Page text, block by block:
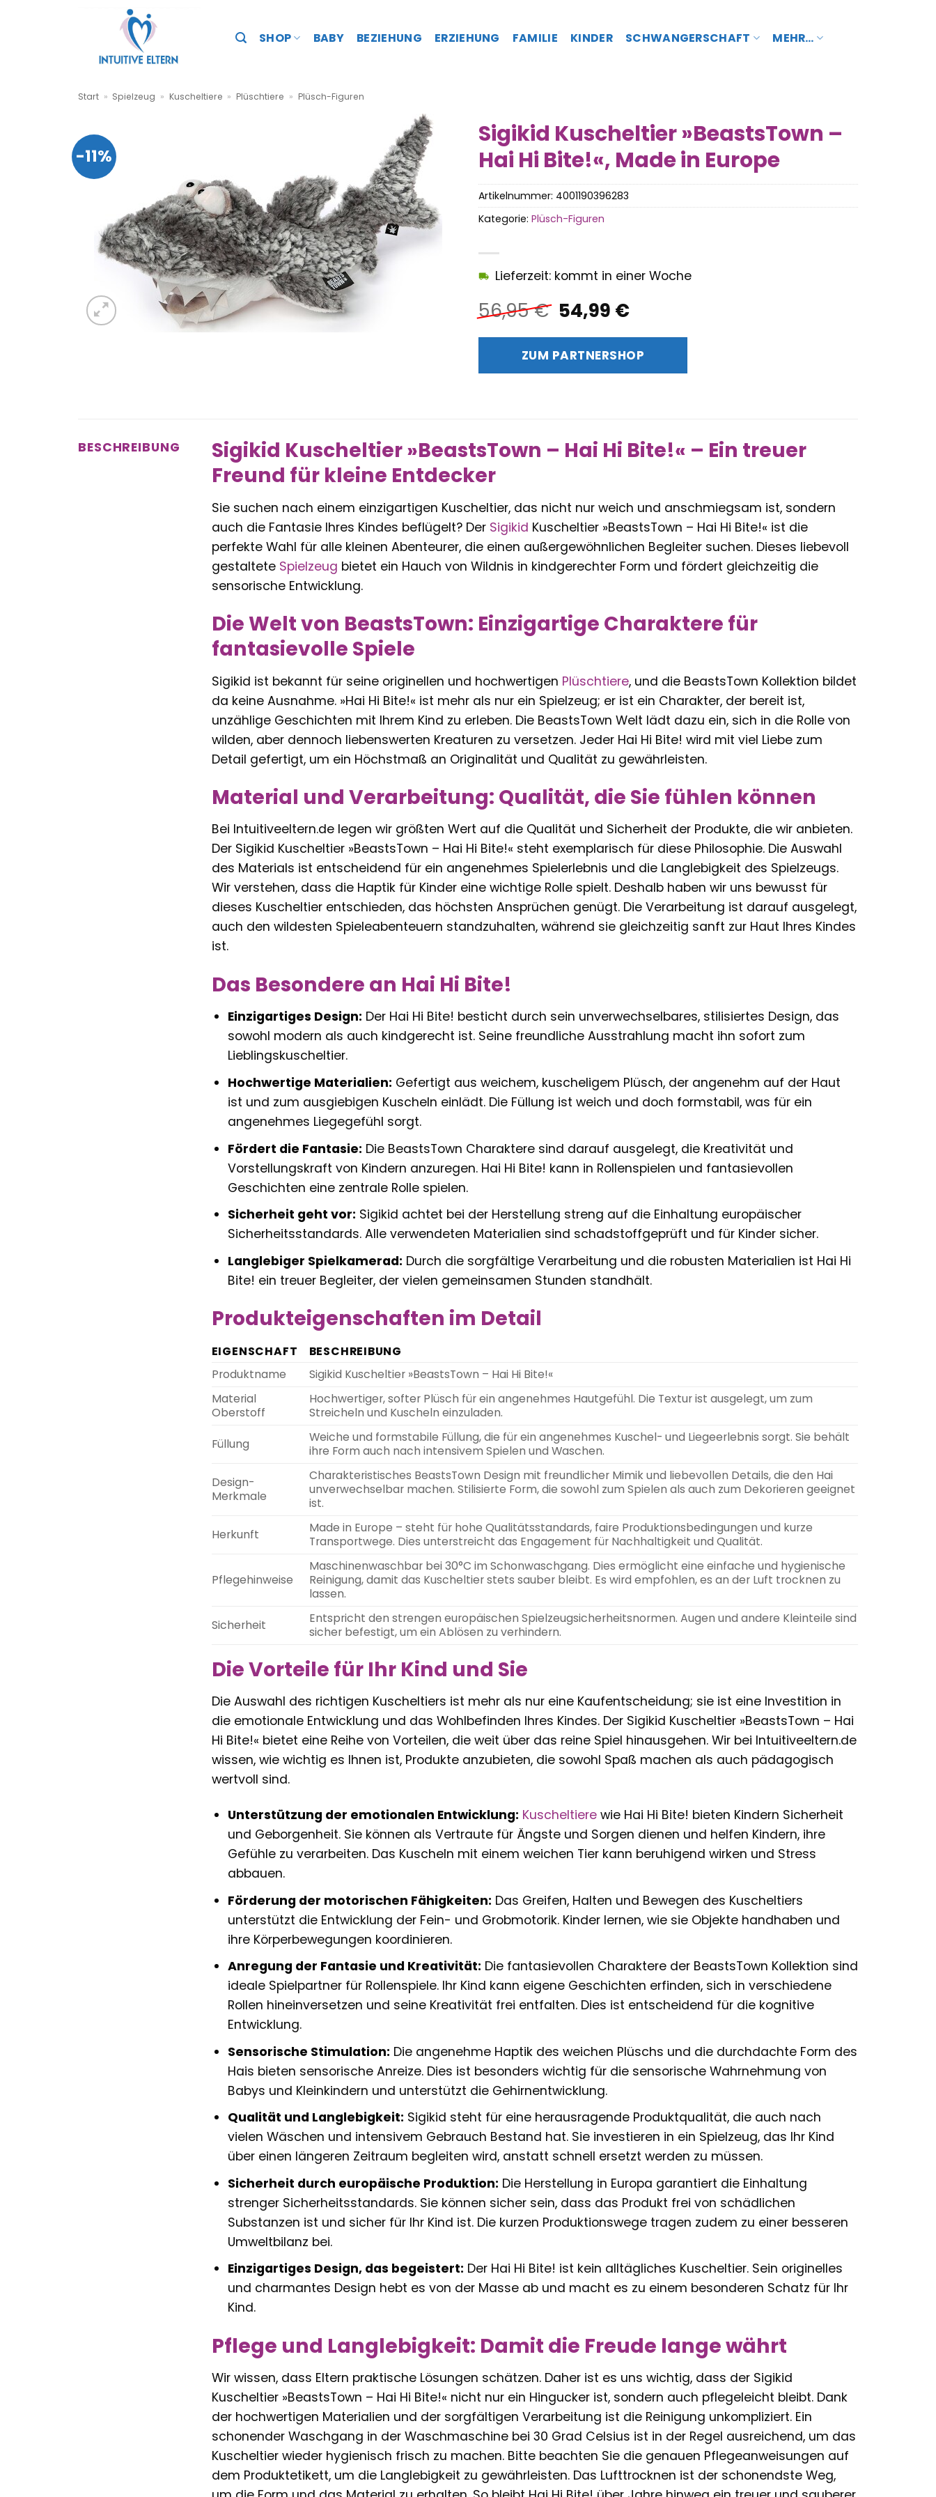
SHOP BABY BEZIEHUNG ERZIEHUNG FAMILIE KINDER SCHWANGERSCHAFT MEHR…
Start » Spielzeug » Kuscheltiere » Plüschtiere » Plüsch-Figuren
-11%
Sigikid Kuscheltier »BeastsTown –
Hai Hi Bite!«, Made in Europe
56,95€ Ursprünglicher
Preis
war:
56,95 €
54,99 €Aktueller
ist:
54,99 €.
Lieferzeit: kommt in einer Woche
ZUM PARTNERSHOP
Artikelnummer: 4001190396283
Kategorie: Plüsch-Figuren
BESCHREIBUNG
Sigikid Kuscheltier »BeastsTown – Hai Hi Bite!« – Ein treuer
Freund für kleine Entdecker
Sie suchen nach einem einzigartigen Kuscheltier, das nicht nur weich und anschmiegsam ist, sondern
auch die Fantasie Ihres Kindes beflügelt? Der Sigikid Kuscheltier »BeastsTown – Hai Hi Bite!« ist die
perfekte Wahl für alle kleinen Abenteurer, die einen außergewöhnlichen Begleiter suchen. Dieses liebevoll
gestaltete Spielzeug bietet ein Hauch von Wildnis in kindgerechter Form und fördert gleichzeitig die
sensorische Entwicklung.
Die Welt von BeastsTown: Einzigartige Charaktere für
fantasievolle Spiele
Sigikid ist bekannt für seine originellen und hochwertigen Plüschtiere, und die BeastsTown Kollektion bildet
da keine Ausnahme. »Hai Hi Bite!« ist mehr als nur ein Spielzeug; er ist ein Charakter, der bereit ist,
unzählige Geschichten mit Ihrem Kind zu erleben. Die BeastsTown Welt lädt dazu ein, sich in die Rolle von
wilden, aber dennoch liebenswerten Kreaturen zu versetzen. Jeder Hai Hi Bite! wird mit viel Liebe zum
Detail gefertigt, um ein Höchstmaß an Originalität und Qualität zu gewährleisten.
Material und Verarbeitung: Qualität, die Sie fühlen können
Bei Intuitiveeltern.de legen wir größten Wert auf die Qualität und Sicherheit der Produkte, die wir anbieten.
Der Sigikid Kuscheltier »BeastsTown – Hai Hi Bite!« steht exemplarisch für diese Philosophie. Die Auswahl
des Materials ist entscheidend für ein angenehmes Spielerlebnis und die Langlebigkeit des Spielzeugs.
Wir verstehen, dass die Haptik für Kinder eine wichtige Rolle spielt. Deshalb haben wir uns bewusst für
dieses Kuscheltier entschieden, das höchsten Ansprüchen genügt. Die Verarbeitung ist darauf ausgelegt,
auch den wildesten Spieleabenteuern standzuhalten, während sie gleichzeitig sanft zur Haut Ihres Kindes
ist.
Das Besondere an Hai Hi Bite!
Einzigartiges Design: Der Hai Hi Bite! besticht durch sein unverwechselbares, stilisiertes Design, das
sowohl modern als auch kindgerecht ist. Seine freundliche Ausstrahlung macht ihn sofort zum
Lieblingskuscheltier.
Hochwertige Materialien: Gefertigt aus weichem, kuscheligem Plüsch, der angenehm auf der Haut
ist und zum ausgiebigen Kuscheln einlädt. Die Füllung ist weich und doch formstabil, was für ein
angenehmes Liegegefühl sorgt.
Fördert die Fantasie: Die BeastsTown Charaktere sind darauf ausgelegt, die Kreativität und
Vorstellungskraft von Kindern anzuregen. Hai Hi Bite! kann in Rollenspielen und fantasievollen
Geschichten eine zentrale Rolle spielen.
Sicherheit geht vor: Sigikid achtet bei der Herstellung streng auf die Einhaltung europäischer
Sicherheitsstandards. Alle verwendeten Materialien sind schadstoffgeprüft und für Kinder sicher.
Langlebiger Spielkamerad: Durch die sorgfältige Verarbeitung und die robusten Materialien ist Hai Hi
Bite! ein treuer Begleiter, der vielen gemeinsamen Stunden standhält.
Produkteigenschaften im Detail
EIGENSCHAFT
BESCHREIBUNG
Produktname
Sigikid Kuscheltier »BeastsTown – Hai Hi Bite!«
Material
Oberstoff
Hochwertiger, softer Plüsch für ein angenehmes Hautgefühl. Die Textur ist ausgelegt, um zum
Streicheln und Kuscheln einzuladen.
Füllung
Weiche und formstabile Füllung, die für ein angenehmes Kuschel- und Liegeerlebnis sorgt. Sie behält
ihre Form auch nach intensivem Spielen und Waschen.
Design-
Merkmale
Charakteristisches BeastsTown Design mit freundlicher Mimik und liebevollen Details, die den Hai
unverwechselbar machen. Stilisierte Form, die sowohl zum Spielen als auch zum Dekorieren geeignet
ist.
Herkunft
Made in Europe – steht für hohe Qualitätsstandards, faire Produktionsbedingungen und kurze
Transportwege. Dies unterstreicht das Engagement für Nachhaltigkeit und Qualität.
Pflegehinweise
Maschinenwaschbar bei 30°C im Schonwaschgang. Dies ermöglicht eine einfache und hygienische
Reinigung, damit das Kuscheltier stets sauber bleibt. Es wird empfohlen, es an der Luft trocknen zu
lassen.
Sicherheit
Entspricht den strengen europäischen Spielzeugsicherheitsnormen. Augen und andere Kleinteile sind
sicher befestigt, um ein Ablösen zu verhindern.
Die Vorteile für Ihr Kind und Sie
Die Auswahl des richtigen Kuscheltiers ist mehr als nur eine Kaufentscheidung; sie ist eine Investition in
die emotionale Entwicklung und das Wohlbefinden Ihres Kindes. Der Sigikid Kuscheltier »BeastsTown – Hai
Hi Bite!« bietet eine Reihe von Vorteilen, die weit über das reine Spiel hinausgehen. Wir bei Intuitiveeltern.de
wissen, wie wichtig es Ihnen ist, Produkte anzubieten, die sowohl Spaß machen als auch pädagogisch
wertvoll sind.
Unterstützung der emotionalen Entwicklung: Kuscheltierewie Hai Hi Bite! bieten Kindern Sicherheit
und Geborgenheit. Sie können als Vertraute für Ängste und Sorgen dienen und helfen Kindern, ihre
Gefühle zu verarbeiten. Das Kuscheln mit einem weichen Tier kann beruhigend wirken und Stress
abbauen.
Förderung der motorischen Fähigkeiten: Das Greifen, Halten und Bewegen des Kuscheltiers
unterstützt die Entwicklung der Fein- und Grobmotorik. Kinder lernen, wie sie Objekte handhaben und
ihre Körperbewegungen koordinieren.
Anregung der Fantasie und Kreativität: Die fantasievollen Charaktere der BeastsTown Kollektion sind
ideale Spielpartner für Rollenspiele. Ihr Kind kann eigene Geschichten erfinden, sich in verschiedene
Rollen hineinversetzen und seine Kreativität frei entfalten. Dies ist entscheidend für die kognitive
Entwicklung.
Sensorische Stimulation: Die angenehme Haptik des weichen Plüschs und die durchdachte Form des
Hais bieten sensorische Anreize. Dies ist besonders wichtig für die sensorische Wahrnehmung von
Babys und Kleinkindern und unterstützt die Gehirnentwicklung.
Qualität und Langlebigkeit: Sigikid steht für eine herausragende Produktqualität, die auch nach
vielen Wäschen und intensivem Gebrauch Bestand hat. Sie investieren in ein Spielzeug, das Ihr Kind
über einen längeren Zeitraum begleiten wird, anstatt schnell ersetzt werden zu müssen.
Sicherheit durch europäische Produktion: Die Herstellung in Europa garantiert die Einhaltung
strenger Sicherheitsstandards. Sie können sicher sein, dass das Produkt frei von schädlichen
Substanzen ist und sicher für Ihr Kind ist. Die kurzen Produktionswege tragen zudem zu einer besseren
Umweltbilanz bei.
Einzigartiges Design, das begeistert: Der Hai Hi Bite! ist kein alltägliches Kuscheltier. Sein originelles
und charmantes Design hebt es von der Masse ab und macht es zu einem besonderen Schatz für Ihr
Kind.
Pflege und Langlebigkeit: Damit die Freude lange währt
Wir wissen, dass Eltern praktische Lösungen schätzen. Daher ist es uns wichtig, dass der Sigikid
Kuscheltier »BeastsTown – Hai Hi Bite!« nicht nur ein Hingucker ist, sondern auch pflegeleicht bleibt. Dank
der hochwertigen Materialien und der sorgfältigen Verarbeitung ist die Reinigung unkompliziert. Ein
schonender Waschgang in der Waschmaschine bei 30 Grad Celsius ist in der Regel ausreichend, um das
Kuscheltier wieder hygienisch frisch zu machen. Bitte beachten Sie die genauen Pflegeanweisungen auf
dem Produktetikett, um die Langlebigkeit zu gewährleisten. Das Lufttrocknen ist der schonendste Weg,